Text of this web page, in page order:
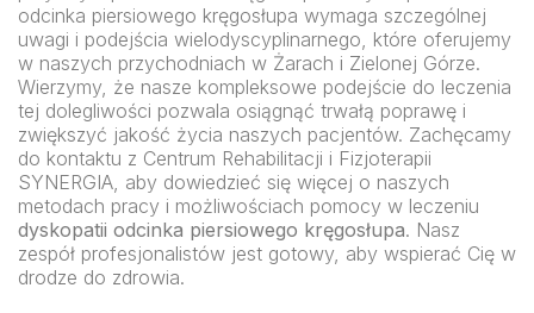
odcinka piersiowego kręgosłupa wymaga szczególnej
uwagi i podejścia wielodyscyplinarnego, które oferujemy
w naszych przychodniach w Żarach i Zielonej Górze.
Wierzymy, że nasze kompleksowe podejście do leczenia
tej dolegliwości pozwala osiągnąć trwałą poprawę i
zwiększyć jakość życia naszych pacjentów. Zachęcamy
do kontaktu z Centrum Rehabilitacji i Fizjoterapii
SYNERGIA, aby dowiedzieć się więcej o naszych
metodach pracy i możliwościach pomocy w leczeniu
dyskopatii odcinka piersiowego kręgosłupa. Nasz
zespół profesjonalistów jest gotowy, aby wspierać Cię w
drodze do zdrowia.